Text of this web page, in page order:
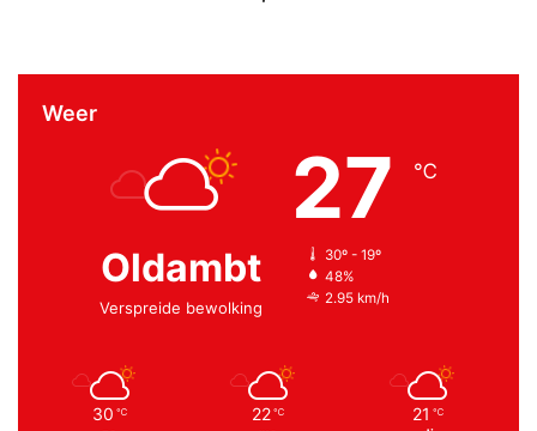
Weer
Oldambt
Verspreide bewolking
27 ℃
30º - 19º
48%
2.95 km/h
30 ℃ 22 ℃ 21 ℃